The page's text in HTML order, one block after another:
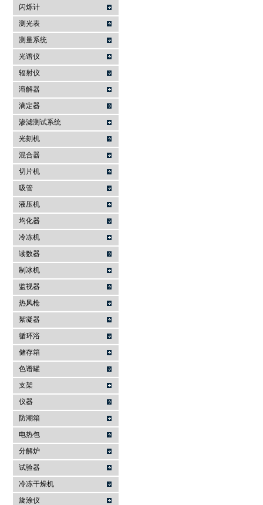
闪烁计
测光表
测量系统
光谱仪
辐射仪
溶解器
滴定器
渗滤测试系统
光刻机
混合器
切片机
吸管
液压机
均化器
冷冻机
读数器
制冰机
监视器
热风枪
絮凝器
循环浴
储存箱
色谱罐
支架
仪器
防潮箱
电热包
分解炉
试验器
冷冻干燥机
旋涂仪